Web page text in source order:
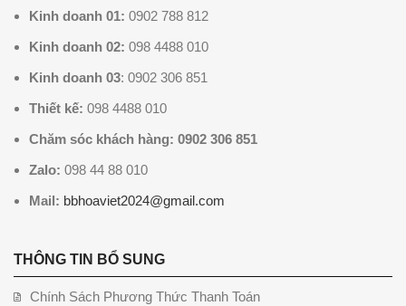
Kinh doanh 01: 0902 788 812
Kinh doanh 02: 098 4488 010
Kinh doanh 03: 0902 306 851
Thiết kế: 098 4488 010
Chăm sóc khách hàng: 0902 306 851
Zalo: 098 44 88 010
Mail: bbhoaviet2024@gmail.com
THÔNG TIN BỔ SUNG
Chính Sách Phương Thức Thanh Toán